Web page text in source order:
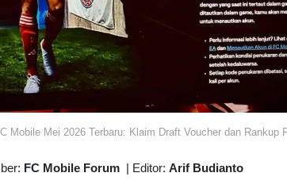
Mobile Mei 2026 Terbaru: Klaim Draft Voucher dan Rankup
FC Mobile Forum | Editor: Arif Budianto